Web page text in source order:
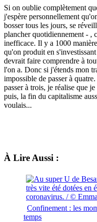
Si on oublie complètement
j'espère personnellement
bosser tous les jours, se
plancher quotidiennement - ,
inefficace. Il y a 1000
qu'on produit en
devrait faire comprendre à
l'on a. Donc si j'étends mon
impossible de passer à
passer à trois, je réalise que
puis, la fin du capitalisme
voulais...
À Lire Aussi :
Confinement : les
temps